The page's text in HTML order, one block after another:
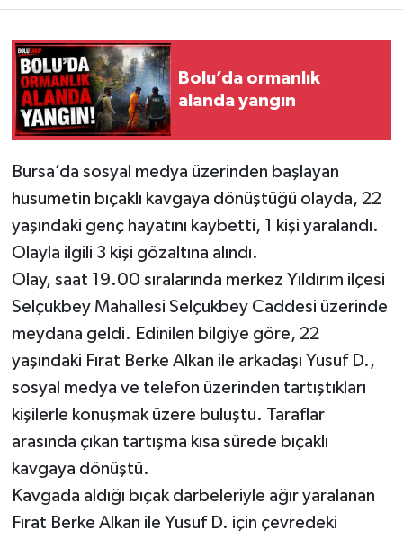
Bolu’da ormanlık
alanda yangın
Bursa’da sosyal medya üzerinden başlayan
husumetin bıçaklı kavgaya dönüştüğü olayda, 22
yaşındaki genç hayatını kaybetti, 1 kişi yaralandı.
Olayla ilgili 3 kişi gözaltına alındı.
Olay, saat 19.00 sıralarında merkez Yıldırım ilçesi
Selçukbey Mahallesi Selçukbey Caddesi üzerinde
meydana geldi. Edinilen bilgiye göre, 22
yaşındaki Fırat Berke Alkan ile arkadaşı Yusuf D.,
sosyal medya ve telefon üzerinden tartıştıkları
kişilerle konuşmak üzere buluştu. Taraflar
arasında çıkan tartışma kısa sürede bıçaklı
kavgaya dönüştü.
Kavgada aldığı bıçak darbeleriyle ağır yaralanan
Fırat Berke Alkan ile Yusuf D. için çevredeki